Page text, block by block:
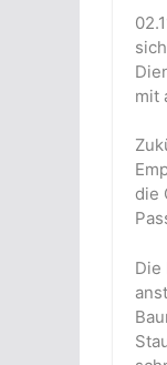
mit
die
Die